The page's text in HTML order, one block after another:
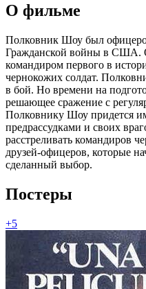
О фильме
Полковник Шоу был
Гражданской войны в США.
командиром первого в
чернокожих солдат.
в бой. Но времени на
решающее сражение с
Полковнику Шоу придется
предрассудками и своих
расстреливать командиров
друзей-офицеров, которые
сделанный выбор.
Постеры
+5